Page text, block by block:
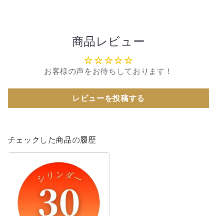
商品レビュー
お客様の声をお待ちしております！
レビューを投稿する
チェックした商品の履歴